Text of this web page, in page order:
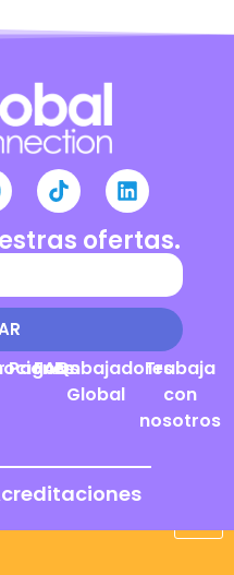
ofertas.
Pagos
FAQs
Embajadores
Global
Trabaja
con
nosotros